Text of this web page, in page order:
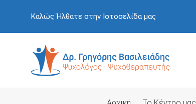
content
Καλώς Ήλθατε στην Ιστοσελίδα μας